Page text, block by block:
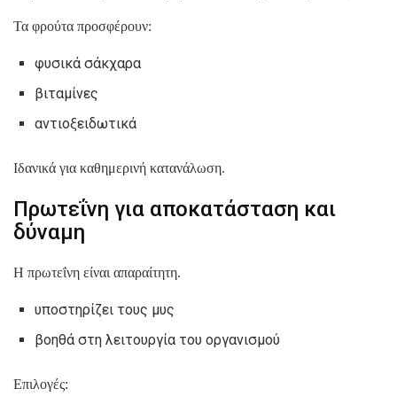
Τα φρούτα προσφέρουν:
φυσικά σάκχαρα
βιταμίνες
αντιοξειδωτικά
Ιδανικά για καθημερινή κατανάλωση.
Πρωτεΐνη για αποκατάσταση και
δύναμη
Η πρωτεΐνη είναι απαραίτητη.
υποστηρίζει τους μυς
βοηθά στη λειτουργία του οργανισμού
Επιλογές: